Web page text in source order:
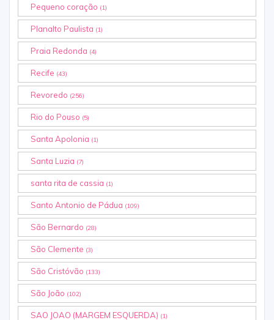
Pequeno coração (1)
Planalto Paulista (1)
Praia Redonda (4)
Recife (43)
Revoredo (256)
Rio do Pouso (5)
Santa Apolonia (1)
Santa Luzia (7)
santa rita de cassia (1)
Santo Antonio de Pádua (109)
São Bernardo (28)
São Clemente (3)
São Cristóvão (133)
São João (102)
SAO JOAO (MARGEM ESQUERDA) (1)